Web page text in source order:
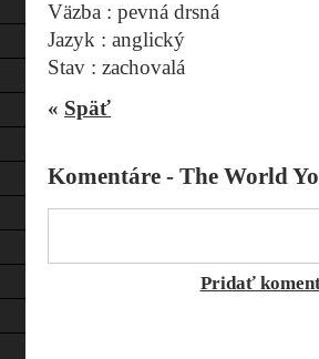
Väzba : pevná drsná
Jazyk : anglický
Stav : zachovalá
« Späť
Komentáre - The World
Pridať